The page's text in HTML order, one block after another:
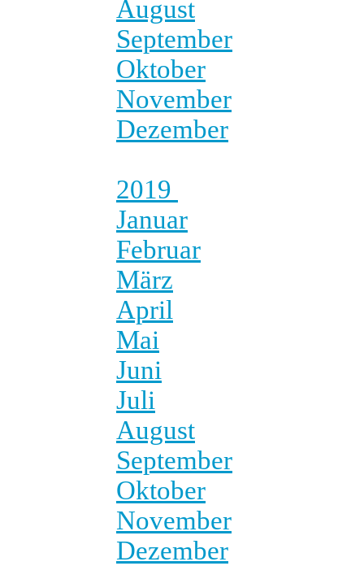
August
September
Oktober
November
Dezember
2019
Januar
Februar
März
April
Mai
Juni
Juli
August
September
Oktober
November
Dezember